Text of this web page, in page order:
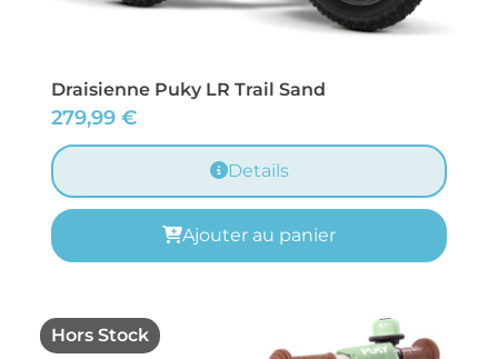
Draisienne Puky LR Trail Sand
279,99 €
Details
Ajouter au panier
Hors Stock